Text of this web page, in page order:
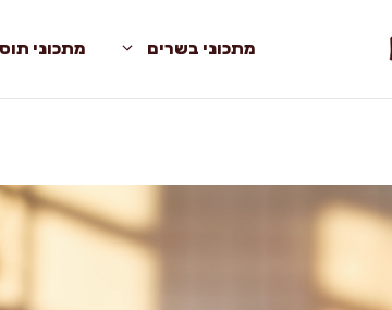
מתכוני בשרים מתכוני